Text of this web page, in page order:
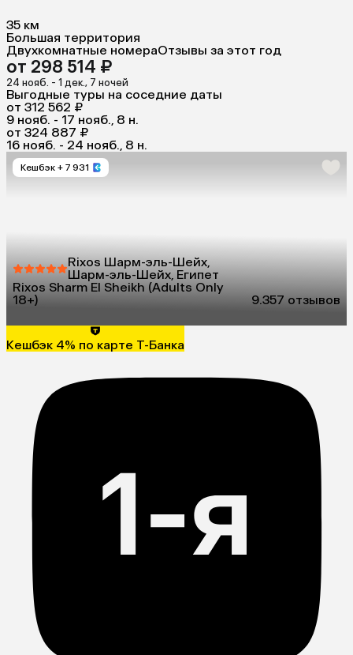
35 км
Большая территория
Двухкомнатные номераОтзывы за этот год
от 298 514 ₽
24 нояб. - 1 дек., 7 ночей
Выгодные туры на соседние даты
от 312 562 ₽
9 нояб. - 17 нояб., 8 н.
от 324 887 ₽
16 нояб. - 24 нояб., 8 н.
Кешбэк + 7 931
Rixos Шарм-эль-Шейх,
Шарм-эль-Шейх, Египет
Rixos Sharm El Sheikh (Adults Only
18+)
9.357 отзывов
Кешбэк 4% по карте Т-Банка